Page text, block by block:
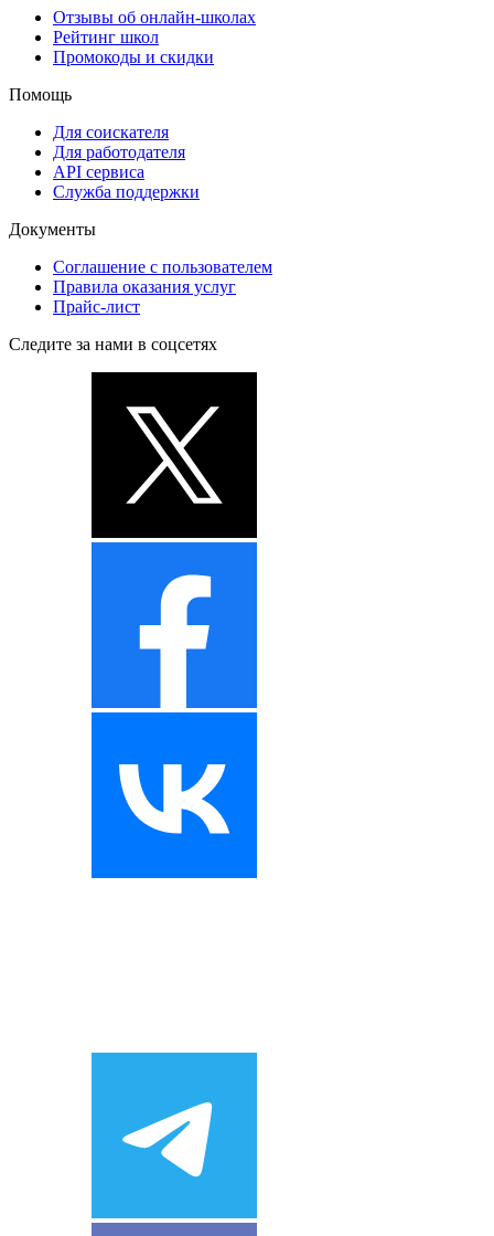
Отзывы об онлайн-школах
Рейтинг школ
Промокоды и скидки
Помощь
Для соискателя
Для работодателя
API сервиса
Служба поддержки
Документы
Соглашение с пользователем
Правила оказания услуг
Прайс-лист
Следите за нами в соцсетях